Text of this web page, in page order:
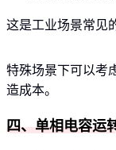
这是工业场景常见
特殊场景下可以考
造成本。
四、单相电容运